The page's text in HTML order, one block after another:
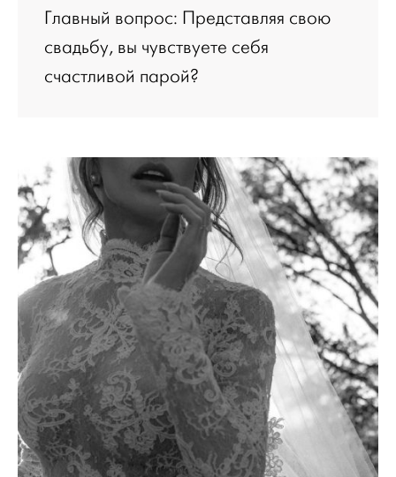
Главный вопрос: Представляя свою
свадьбу, вы чувствуете себя
счастливой парой?